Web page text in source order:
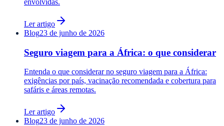
Ler artigo
Blog23 de junho de 2026
Seguro viagem para a África: o que considerar
Entenda o que considerar no seguro viagem para a África:
exigências por país, vacinação recomendada e cobertura para
safáris e áreas remotas.
Ler artigo
Blog23 de junho de 2026